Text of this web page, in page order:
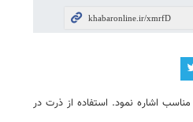
اشاره نمود. استفاده از ذرت در